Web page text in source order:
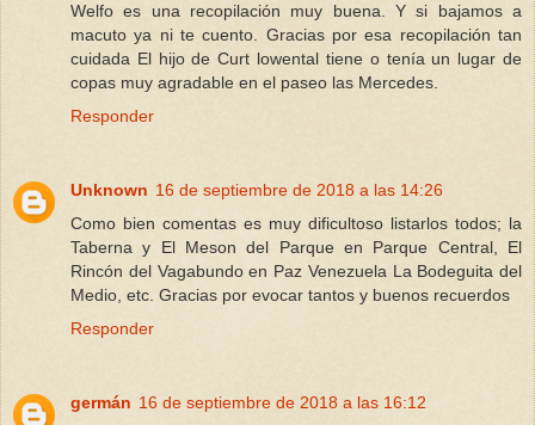
Welfo es una recopilación muy buena. Y si bajamos a
macuto ya ni te cuento. Gracias por esa recopilación tan
cuidada El hijo de Curt lowental tiene o tenía un lugar de
copas muy agradable en el paseo las Mercedes.
Responder
Unknown 16 de septiembre de 2018 a las 14:26
Como bien comentas es muy dificultoso listarlos todos; la
Taberna y El Meson del Parque en Parque Central, El
Rincón del Vagabundo en Paz Venezuela La Bodeguita del
Medio, etc. Gracias por evocar tantos y buenos recuerdos
Responder
germán 16 de septiembre de 2018 a las 16:12